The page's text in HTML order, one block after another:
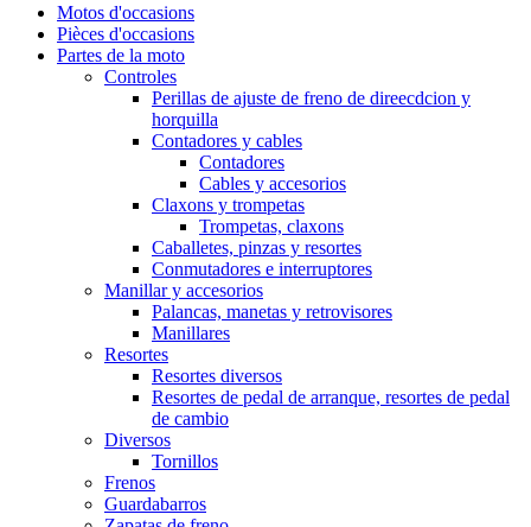
Motos d'occasions
Pièces d'occasions
Partes de la moto
Controles
Perillas de ajuste de freno de direecdcion y
horquilla
Contadores y cables
Contadores
Cables y accesorios
Claxons y trompetas
Trompetas, claxons
Caballetes, pinzas y resortes
Conmutadores e interruptores
Manillar y accesorios
Palancas, manetas y retrovisores
Manillares
Resortes
Resortes diversos
Resortes de pedal de arranque, resortes de pedal
de cambio
Diversos
Tornillos
Frenos
Guardabarros